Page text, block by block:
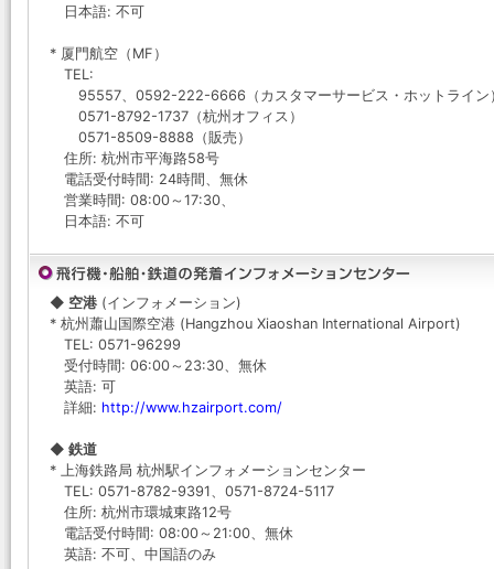
日本語: 不可
* 厦門航空（MF）
TEL:
95557、0592-222-6666（カスタマーサービス・ホットライン
0571-8792-1737（杭州オフィス）
0571-8509-8888（販売）
住所: 杭州市平海路58号
電話受付時間: 24時間、無休
営業時間: 08:00～17:30、
日本語: 不可
◆ 空港 (インフォメーション)
* 杭州蕭山国際空港 (Hangzhou Xiaoshan International Airport)
TEL: 0571-96299
受付時間: 06:00～23:30、無休
英語: 可
詳細: http://www.hzairport.com/
◆ 鉄道
* 上海鉄路局 杭州駅インフォメーションセンター
TEL: 0571-8782-9391、0571-8724-5117
住所: 杭州市環城東路12号
電話受付時間: 08:00～21:00、無休
英語: 不可、中国語のみ